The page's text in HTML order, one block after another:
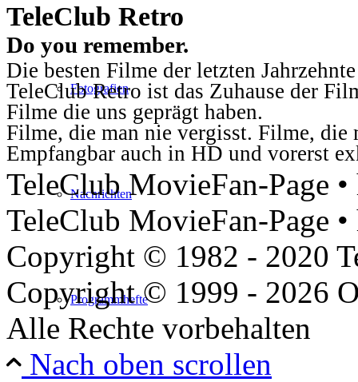
Fotografien
Nachrichten
Programmhefte
TeleClub Retro
Do you remember.
Die besten Filme der letzten
TeleClub Retro ist das Zuhause der
Filme die uns geprägt haben.
Filme, die man nie vergisst. Filme, die
Empfangbar auch in HD und vorerst
TeleClub MovieFan-Page
TeleClub MovieFan-Page
Copyright © 1982 - 2020
Copyright © 1999 - 2026
Alle Rechte vorbehalten
Nach oben scrollen